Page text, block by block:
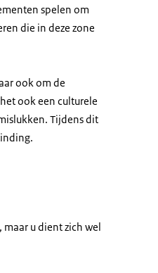
spelen om
die in deze zone
ook om de
ook een culturele
Tijdens dit
u dient zich wel